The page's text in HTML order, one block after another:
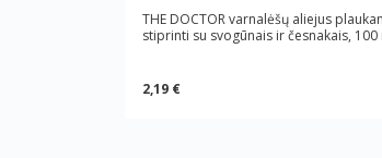
THE DOCTOR varnalėšų aliejus
stiprinti su svogūnais ir česnakais, 100
2,19 €